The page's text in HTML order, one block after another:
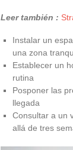
Leer también :
Instalar un
una zona
Establecer un
rutina
Posponer las
llegada
Consultar a un
allá de tres